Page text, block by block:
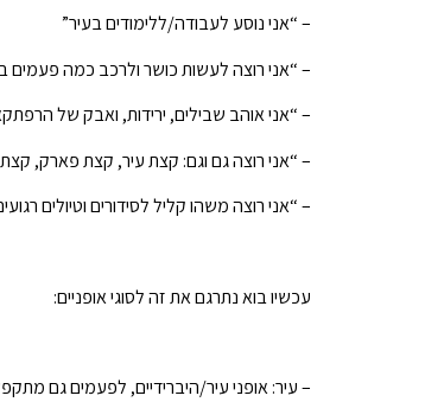
– “אני נוסע לעבודה/ללימודים בעיר”
– “אני רוצה לעשות כושר ולרכב כמה פעמים
– “אני אוהב שבילים, ירידות, ואבק של
– “אני רוצה גם וגם: קצת עיר, קצת פארק,
– “אני רוצה משהו קליל לסידורים וטיולים
עכשיו בוא נתרגם את זה לסוגי אופניים:
– עיר: אופני עיר/היברידיים, לפעמים גם